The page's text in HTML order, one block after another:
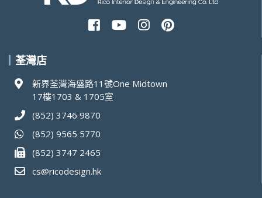
荃灣店
新界荃灣海盛路11號One Midtown
17樓1703 & 1705室
(852) 3746 9870
(852) 9565 5770
(852) 3747 2465
cs@ricodesign.hk